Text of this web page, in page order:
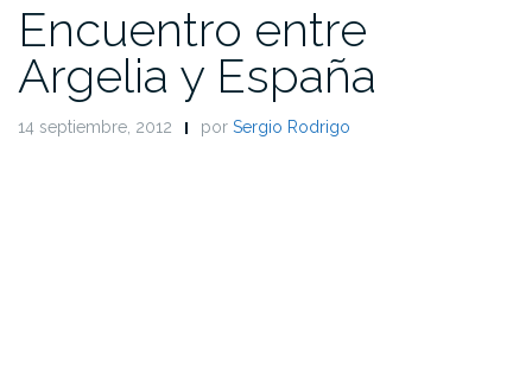
Encuentro entre
Argelia y España
14 septiembre, 2012 por Sergio Rodrigo